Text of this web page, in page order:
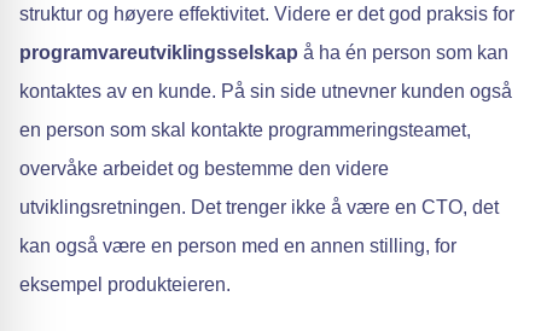
struktur og høyere effektivitet. Videre er det god praksis for
programvareutviklingsselskap å ha én person som kan
kontaktes av en kunde. På sin side utnevner kunden også
en person som skal kontakte programmeringsteamet,
overvåke arbeidet og bestemme den videre
utviklingsretningen. Det trenger ikke å være en CTO, det
kan også være en person med en annen stilling, for
eksempel produkteieren.